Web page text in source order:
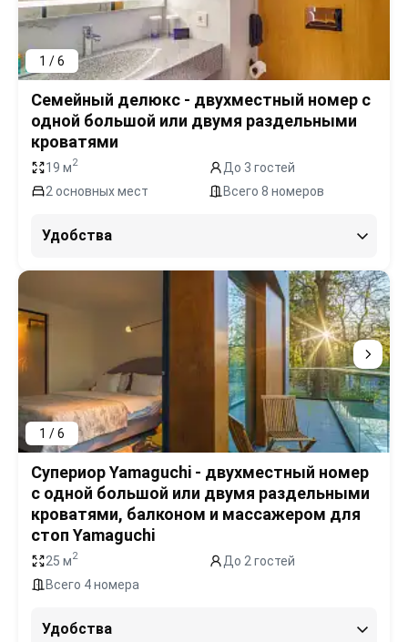
1 / 6
Семейный делюкс - двухместный номер с
одной большой или двумя раздельными
кроватями
19 м2
До 3 гостей
2 основных мест
Всего 8 номеров
Удобства
1 / 6
Супериор Yamaguchi - двухместный номер
с одной большой или двумя раздельными
кроватями, балконом и массажером для
стоп Yamaguchi
25 м2
До 2 гостей
Всего 4 номера
Удобства